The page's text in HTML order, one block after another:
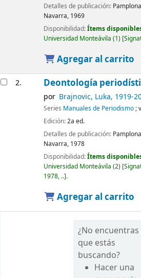
Detalles de publicación:
Navarra, 1969
Disponibilidad:Ítems
Universidad Monteávila (1)
Agregar al carrito
2. Deontología
por Brajnovic, Luka, 1919-
Series Manuales de Periodismo;
Edición:2a ed.
Detalles de publicación:
Navarra, 1978
Disponibilidad:Ítems
Universidad Monteávila (2)
1978, .. .
Agregar al carrito
¿No encuentras
que estás
buscando?
Hacer una